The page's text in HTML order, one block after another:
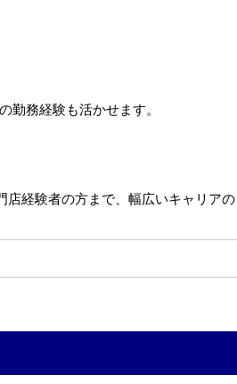
務経験も活かせます。
店経験者の方まで、幅広いキャリアの